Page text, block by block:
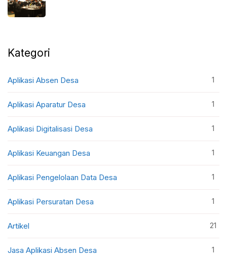
Kategori
Aplikasi Absen Desa 1
Aplikasi Aparatur Desa 1
Aplikasi Digitalisasi Desa 1
Aplikasi Keuangan Desa 1
Aplikasi Pengelolaan Data Desa 1
Aplikasi Persuratan Desa 1
Artikel 21
Jasa Aplikasi Absen Desa 1